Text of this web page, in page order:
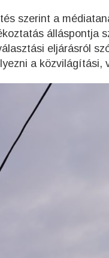
szerint a
álláspontja
eljárásról
a közvilágítási,